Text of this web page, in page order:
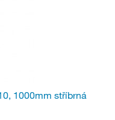
1000mm stříbrná